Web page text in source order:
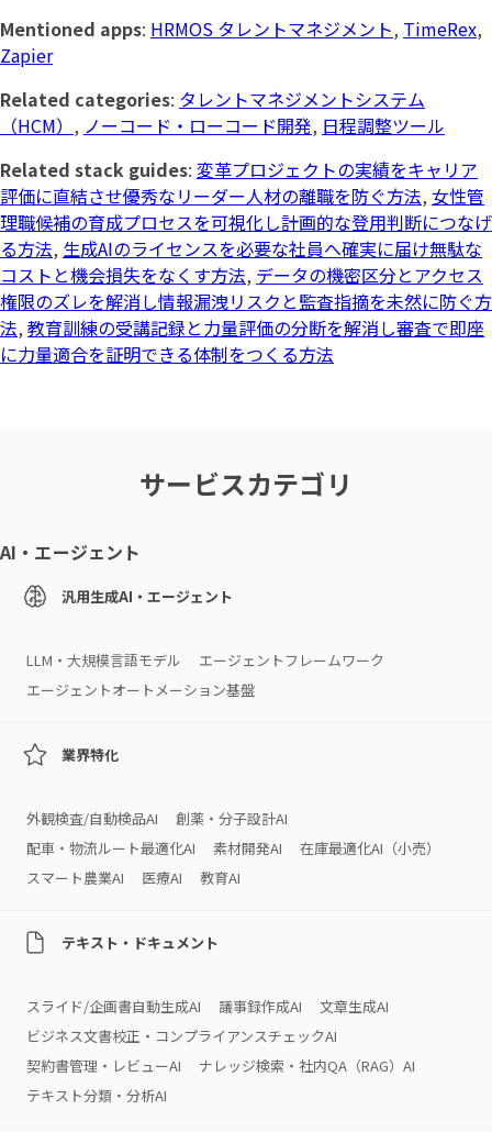
Mentioned apps: HRMOS タレントマネジメント, TimeRex,
Zapier
Related categories: タレントマネジメントシステム
（HCM） , ノーコード・ローコード開発, 日程調整ツール
Related stack guides: 変革プロジェクトの実績をキャリア
評価に直結させ優秀なリーダー人材の離職を防ぐ方法, 女性管
理職候補の育成プロセスを可視化し計画的な登用判断につなげ
る方法, 生成AIのライセンスを必要な社員へ確実に届け無駄な
コストと機会損失をなくす方法, データの機密区分とアクセス
権限のズレを解消し情報漏洩リスクと監査指摘を未然に防ぐ方
法, 教育訓練の受講記録と力量評価の分断を解消し審査で即座
に力量適合を証明できる体制をつくる方法
サービスカテゴリ
AI・エージェント
汎用生成AI・エージェント
LLM・大規模言語モデル
エージェントフレームワーク
エージェントオートメーション基盤
業界特化
外観検査/自動検品AI
創薬・分子設計AI
配車・物流ルート最適化AI
素材開発AI
在庫最適化AI（小売）
スマート農業AI
医療AI 教育AI
テキスト・ドキュメント
スライド/企画書自動生成AI 議事録作成AI
文章生成AI
ビジネス文書校正・コンプライアンスチェックAI
契約書管理・レビューAI
ナレッジ検索・社内QA（RAG）AI
テキスト分類・分析AI